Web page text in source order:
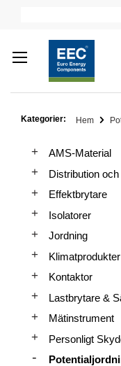
Kategorier: Hem
AMS-Material
Distribution
Effektbrytare
Isolatorer
Jordning
Klimatprodukter
Kontaktor
Lastbrytare &
Mätinstrument
Personligt